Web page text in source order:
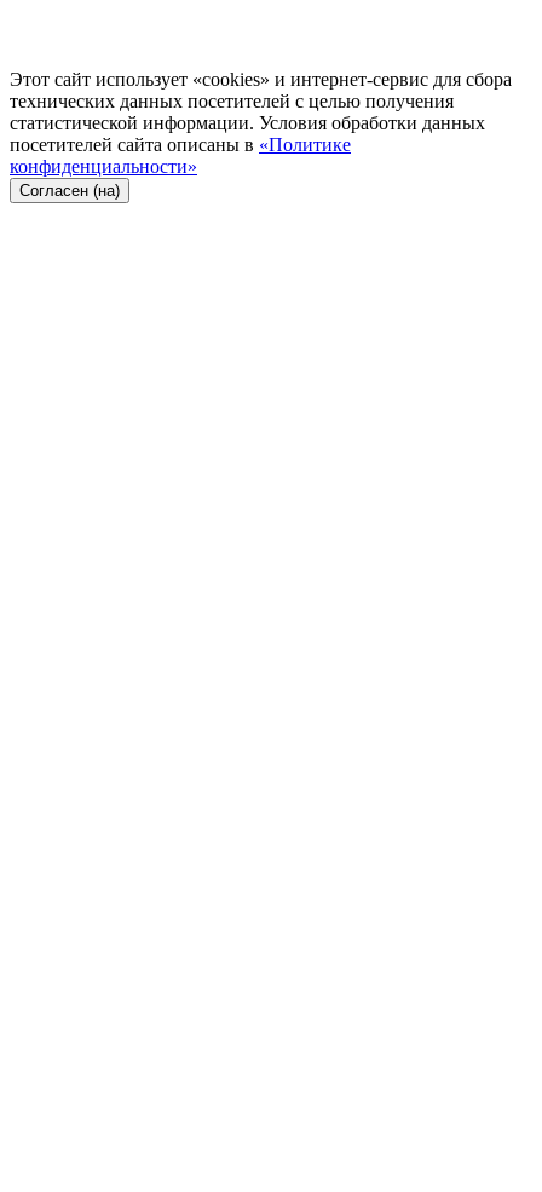
Этот сайт использует «cookies» и интернет-сервис для сбора
технических данных посетителей с целью получения
статистической информации. Условия обработки данных
посетителей сайта описаны в «Политике
конфиденциальности»
Согласен (на)